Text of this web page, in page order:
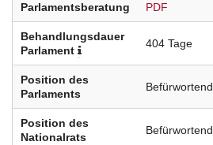
Parlamentsberatung PDF
Behandlungsdauer
Parlament
404 Tage
Position des
Parlaments
Befürwortend
Position des
Nationalrats
Befürwortend